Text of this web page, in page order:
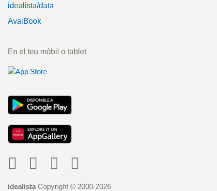
idealista/data
AvaiBook
En el teu mòbil o tablet
idealista Copyright © 2000-2026